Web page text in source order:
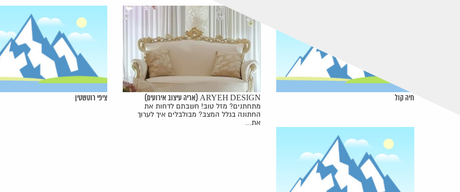
חיה קול ARYEH DESIGN (אריה עיצוב אירועים)
מתחתנים? מזל טוב! חשבתם לדחות את
החתונה בגלל המצב? מבולבלים איך לערוך
את…
ציפי רוטשטין